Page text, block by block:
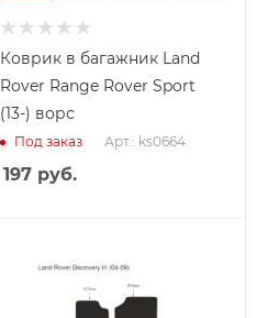
Коврик в багажник Land
Rover Range Rover Sport
(13-) ворс
Под заказ Арт.: ks0664
197руб.